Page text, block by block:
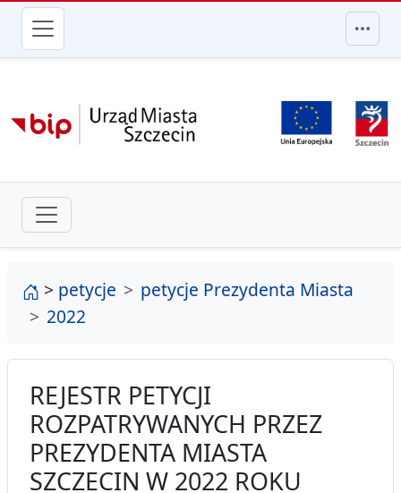
przejdź do głównego menu
strona główna
> petycje
petycje Prezydenta Miasta
2022
REJESTR PETYCJI
ROZPATRYWANYCH PRZEZ
PREZYDENTA MIASTA
SZCZECIN W 2022 ROKU